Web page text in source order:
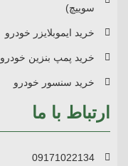
سوییچ)
خرید ایموبلایزر خودرو
خرید پمپ بنزین خودرو
خرید سنسور خودرو
ارتباط با ما
09171022134